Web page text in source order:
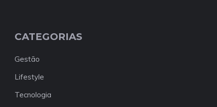
CATEGORIAS
Gestão
Lifestyle
Tecnologia